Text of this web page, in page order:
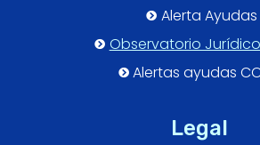
Alerta Ayudas
Observatorio Jurídico
Alertas ayudas
Legal